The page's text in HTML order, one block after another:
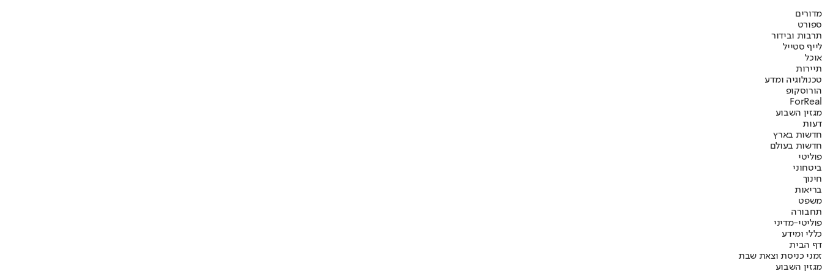
מדורים
ספורט
תרבות ובידור
לייף סטייל
אוכל
תיירות
טכנולוגיה ומדע
הורוסקופ
ForReal
מגזין השבוע
דעות
חדשות בארץ
חדשות בעולם
פוליטי
ביטחוני
חינוך
בריאות
משפט
תחבורה
פוליטי-מדיני
כללי ומידע
דף הבית
זמני כניסת וצאת שבת
מגזין השבוע